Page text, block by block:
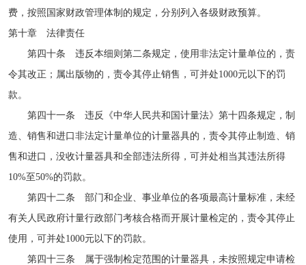
费，按照国家财政管理体制的规定，分别列入各级财政预算。
第十章 法律责任
第四十条 违反本细则第二条规定，使用非法定计量单位的，责
令其改正；属出版物的，责令其停止销售，可并处1000元以下的罚
款。
第四十一条 违反《中华人民共和国计量法》第十四条规定，制
造、销售和进口非法定计量单位的计量器具的，责令其停止制造、销
售和进口，没收计量器具和全部违法所得，可并处相当其违法所得
10%至50%的罚款。
第四十二条 部门和企业、事业单位的各项最高计量标准，未经
有关人民政府计量行政部门考核合格而开展计量检定的，责令其停止
使用，可并处1000元以下的罚款。
第四十三条 属于强制检定范围的计量器具，未按照规定申请检